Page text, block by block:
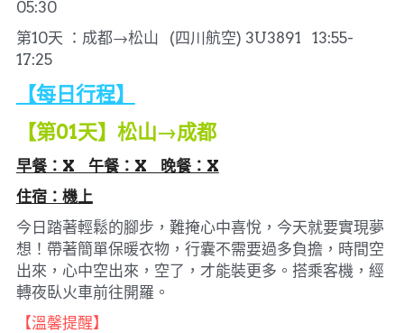
05:30
第10天 ：成都→松山   (四川航空) 3U3891   13:55-
17:25
【每日行程】
【第01天】松山→成都
早餐：X     午餐：X     晚餐：X
住宿：機上
今日踏著輕鬆的腳步，難掩心中喜悅，今天就要實現夢
想！帶著簡單保暖衣物，行囊不需要過多負擔，時間空
出來，心中空出來，空了，才能裝更多。搭乘客機，經
轉夜臥火車前往開羅。
【溫馨提醒】